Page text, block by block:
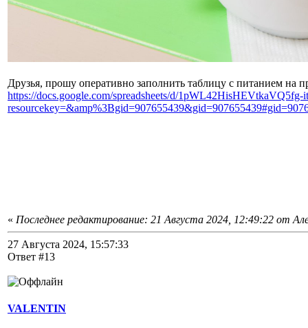
Друзья, прошу оперативно заполнить таблицу с питанием на
https://docs.google.com/spreadsheets/d/
« Последнее редактирование: 21 Августа 2024, 12:49:22 от
27 Августа 2024, 15:57:33
Ответ #13
VALENTIN